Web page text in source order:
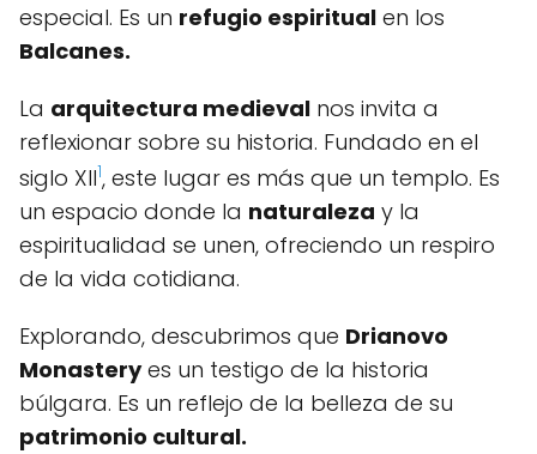
especial. Es un refugio espiritual en los
Balcanes.
La arquitectura medieval nos invita a
reflexionar sobre su historia. Fundado en el
siglo XII1, este lugar es más que un templo. Es
un espacio donde la naturaleza y la
espiritualidad se unen, ofreciendo un respiro
de la vida cotidiana.
Explorando, descubrimos que Drianovo
Monasteryes un testigo de la historia
búlgara. Es un reflejo de la belleza de su
patrimonio cultural.